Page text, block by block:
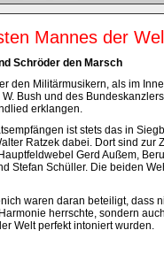
Mannes der
Schröder den Marsch
den Militärmusikern, als im
Bush und des
erklangen.
ist stets das in
Ratzek dabei. Dort sind zur
Gerd Außem,
Stefan Schüller. Die beiden
waren daran beteiligt, dass
herrschte, sondern
Welt perfekt intoniert wurden.